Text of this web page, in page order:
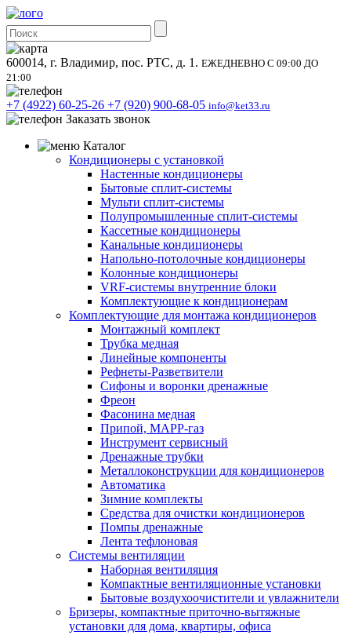
600014, г. Владимир, пос. РТС, д. 1. ЕЖЕДНЕВНО С 09:00 ДО
21:00
+7 (4922) 60-25-26 +7 (920) 900-68-05 info@ket33.ru
Заказать звонок
Каталог
Кондиционеры с установкой
Настенные кондиционеры
Бытовые сплит-системы
Мульти сплит-системы
Полупромышленные сплит-системы
Кассетные кондиционеры
Канальные кондиционеры
Напольно-потолочные кондиционеры
Колонные кондиционеры
VRF-системы внутренние блоки
Комплектующие к кондиционерам
Комплектующие для монтажа кондиционеров
Монтажный комплект
Трубка медная
Линейные компоненты
Рефнеты-Разветвители
Сифоны и воронки дренажные
Фреон
Фасонина медная
Припой, МАРР-газ
Инструмент сервисный
Дренажные трубки
Металлоконструкции для кондиционеров
Автоматика
Зимние комплекты
Средства для очистки кондиционеров
Помпы дренажные
Лента тефлоновая
Системы вентиляции
Наборная вентиляция
Компактные вентиляционные установки
Бытовые воздухоочистители и увлажнители
Бризеры, компактные приточно-вытяжные
установки для дома, квартиры, офиса